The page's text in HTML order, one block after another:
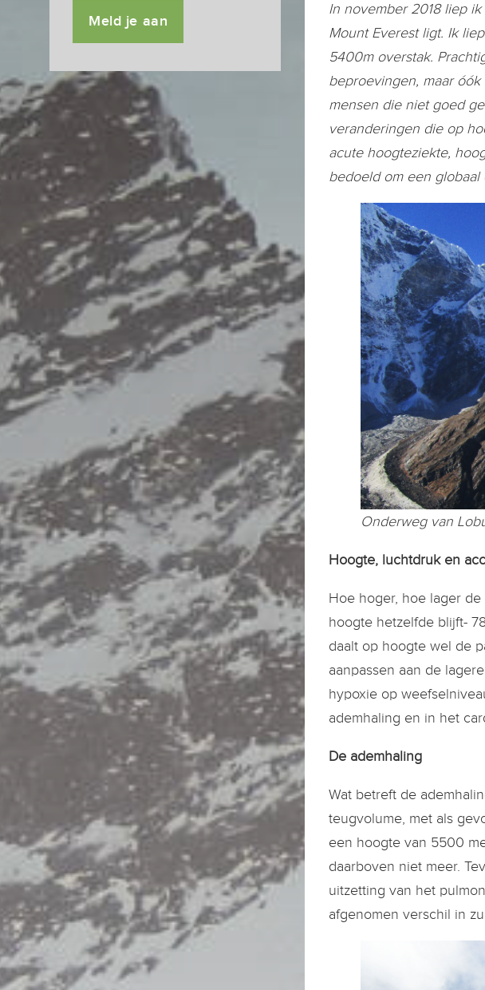
Meld je aan
In november 2018 liep
Mount Everest ligt. Ik
5400m overstak.
beproevingen, maar
mensen die niet goed
veranderingen die op
acute hoogteziekte,
bedoeld om een globaal
Onderweg van
Hoogte, luchtdruk en
Hoe hoger, hoe lager
hoogte hetzelfde blijft-
daalt op hoogte wel de
aanpassen aan de
hypoxie op
ademhaling en in het
De ademhaling
Wat betreft de
teugvolume, met als
een hoogte van 5500
daarboven niet meer.
uitzetting van het
afgenomen verschil in